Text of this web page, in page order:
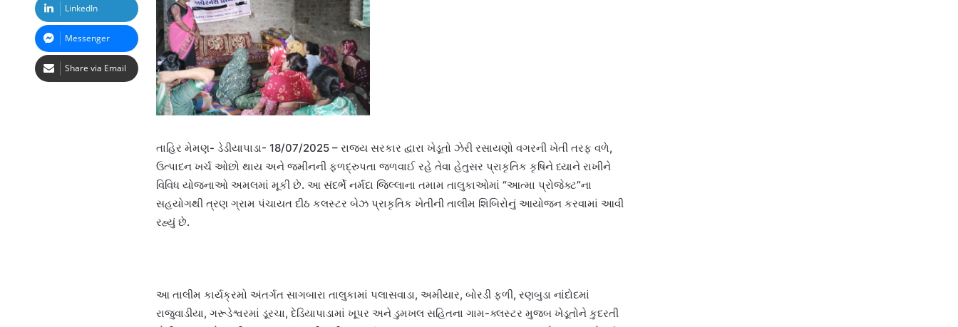
તાહિર મેમણ- ડેડીયાપાડા- 18/07/2025 – રાજ્ય સરકાર દ્વારા ખેડૂતો ઝેરી રસાયણો વગરની ખેતી તરફ વળે,
ઉત્પાદન ખર્ચ ઓછો થાય અને જમીનની ફળદ્રુપતા જળવાઈ રહે તેવા હેતુસર પ્રાકૃતિક કૃષિને ધ્યાને રાખીને
વિવિધ યોજનાઓ અમલમાં મૂકી છે. આ સંદર્ભે નર્મદા જિલ્લાના તમામ તાલુકાઓમાં “આત્મા પ્રોજેક્ટ”ના
સહયોગથી ત્રણ ગ્રામ પંચાયત દીઠ કલસ્ટર બેઝ પ્રાકૃતિક ખેતીની તાલીમ શિબિરોનું આયોજન કરવામાં આવી
રહ્યું છે.
આ તાલીમ કાર્યક્રમો અંતર્ગત સાગબારા તાલુકામાં પલાસવાડા, અમીયાર, બોરડી ફળી, રણબુડા નાંદોદમાં
રાજુવાડીયા, ગરૂડેશ્વરમાં ડૂરચા, દેડિયાપાડામાં ખૂપર અને ડુમખલ સહિતના ગામ-ક્લસ્ટર મુજબ ખેડૂતોને કુદરતી
LinkedIn
Messenger
Share via Email